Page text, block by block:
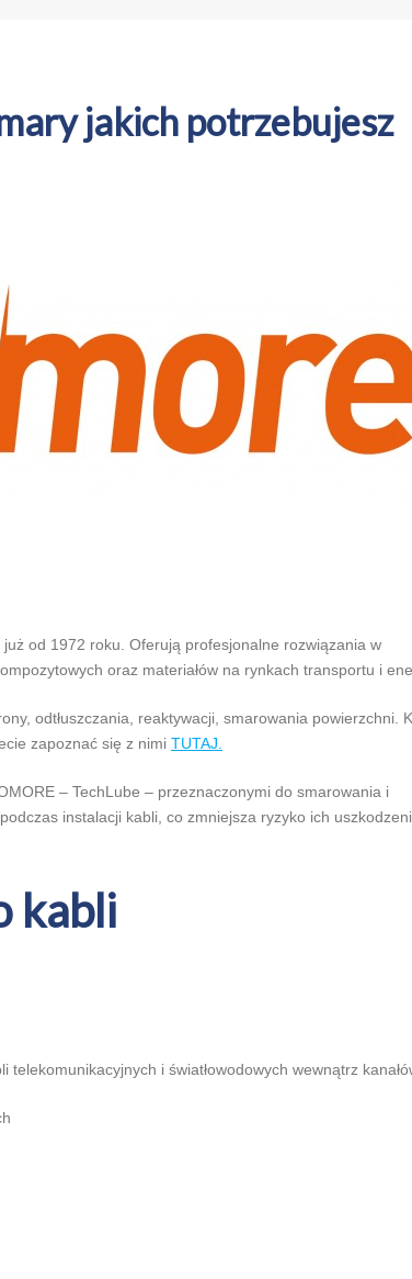
jakich potrzebujesz
od 1972 roku. Oferują profesjonalne rozwiązania w
oraz materiałów na rynkach transportu i
odtłuszczania, reaktywacji, smarowania powierzchni.
zapoznać się z nimi TUTAJ.
– TechLube – przeznaczonymi do smarowania i
instalacji kabli, co zmniejsza ryzyko ich
kabli
i światłowodowych wewnątrz